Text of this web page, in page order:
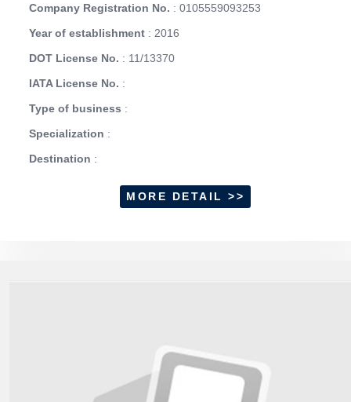
Company Registration No. : 0105559093253
Year of establishment : 2016
DOT License No. : 11/13370
IATA License No. :
Type of business :
Specialization :
Destination :
MORE DETAIL >>